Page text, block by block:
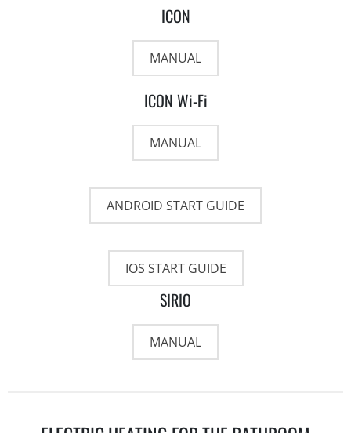
ICON
MANUAL
ICON Wi-Fi
MANUAL
ANDROID START GUIDE
IOS START GUIDE
SIRIO
MANUAL